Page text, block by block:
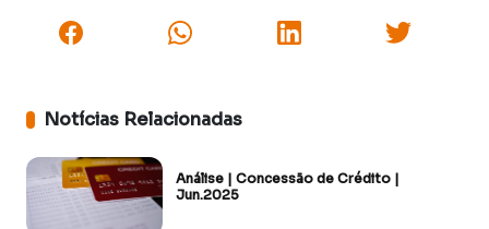
Notícias Relacionadas
Análise | Concessão de Crédito |
Jun.2025